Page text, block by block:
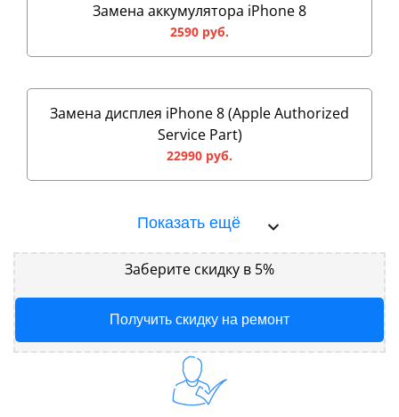
Замена аккумулятора iPhone 8
2590 руб.
Замена дисплея iPhone 8 (Apple Authorized
Service Part)
22990 руб.
Показать ещё
Заберите скидку в 5%
Получить скидку на ремонт